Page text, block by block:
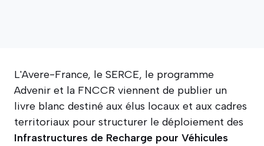
L'Avere-France, le SERCE, le programme
Advenir et la FNCCR viennent de publier un
livre blanc destiné aux élus locaux et aux cadres
territoriaux pour structurer le déploiement des
Infrastructures de Recharge pour Véhicules